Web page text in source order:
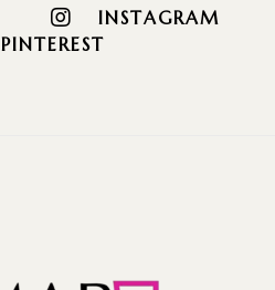
INSTAGRAM
PINTEREST